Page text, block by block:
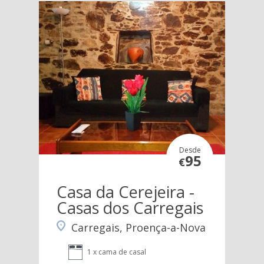
Desde
€95
Casa da Cerejeira -
Casas dos Carregais
Carregais, Proença-a-Nova
1 x cama de casal